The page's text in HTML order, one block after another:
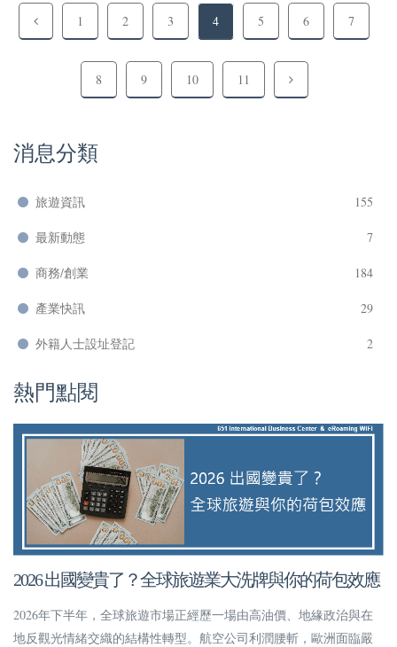
1 2 3 4 5 6 7
8 9 10 11
消息分類
旅遊資訊 155
最新動態 7
商務/創業 184
產業快訊 29
外籍人士設址登記 2
熱門點閱
2026 出國變貴了？全球旅遊業大洗牌與你的荷包效應
2026年下半年，全球旅遊市場正經歷一場由高油價、地緣政治與在
地反觀光情緒交織的結構性轉型。航空公司利潤腰斬，歐洲面臨嚴